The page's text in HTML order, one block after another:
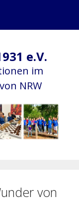
e.V.
im
NRW
von